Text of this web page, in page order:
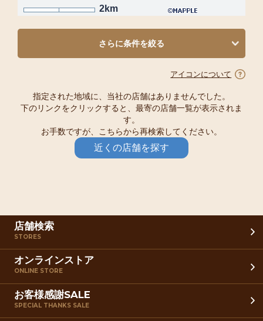
2km
さらに条件を絞る
アイコンについて
指定された地域に、当社の店舗はありませんでした。
下のリンクをクリックすると、最寄の店舗一覧が表示されま
す。
お手数ですが、こちらから再検索してください。
近くの店舗を探す
店舗検索
STORES
オンラインストア
ONLINE STORE
お客様感謝SALE
SPECIAL THANKS SALE